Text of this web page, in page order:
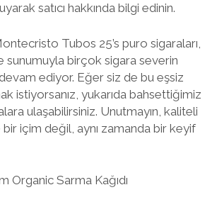
satıcı hakkında bilgi edinin.
Tubos 25’s puro sigaraları,
sunumuyla birçok sigara severin
ediyor. Eğer siz de bu eşsiz
istiyorsanız, yukarıda bahsettiğimiz
ulaşabilirsiniz. Unutmayın, kaliteli
içim değil, aynı zamanda bir keyif
Organic Sarma Kağıdı